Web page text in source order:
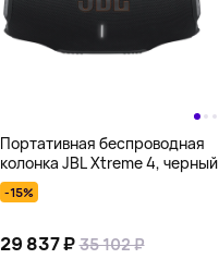
Портативная беспроводная
колонка JBL Xtreme 4, черный
-15%
29 837 ₽ 35 102 ₽